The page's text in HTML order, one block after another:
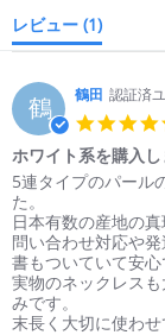
レビュー (1)
鶴 鶴田 認証済
ホワイト系を購入
Review
by
鶴
田
on
28
Jan
2024
review
stating
ホ
ワ
イ
ト
系
を
5連タイプのパール
た。
日本有数の産地の
問い合わせ対応や
書もついていて安心
実物のネックレス
みです。
末長く大切に使わせ